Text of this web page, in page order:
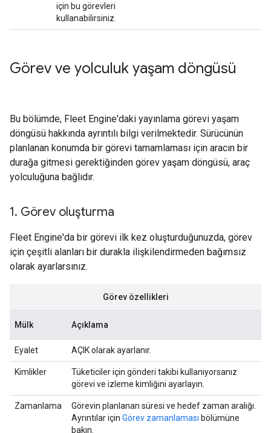
için bu görevleri
kullanabilirsiniz.
Görev ve yolculuk yaşam döngüsü
Bu bölümde, Fleet Engine'daki yayınlama görevi yaşam
döngüsü hakkında ayrıntılı bilgi verilmektedir. Sürücünün
planlanan konumda bir görevi tamamlaması için aracın bir
durağa gitmesi gerektiğinden görev yaşam döngüsü, araç
yolculuğuna bağlıdır.
1. Görev oluşturma
Fleet Engine'da bir görevi ilk kez oluşturduğunuzda, görev
için çeşitli alanları bir durakla ilişkilendirmeden bağımsız
olarak ayarlarsınız.
Görev özellikleri
Mülk Açıklama
Eyalet AÇIK olarak ayarlanır.
Kimlikler
Tüketiciler için gönderi takibi kullanıyorsanız
görevi ve izleme kimliğini ayarlayın.
Zamanlama
Görevin planlanan süresi ve hedef zaman aralığı.
Ayrıntılar için Görev zamanlaması bölümüne
bakın.